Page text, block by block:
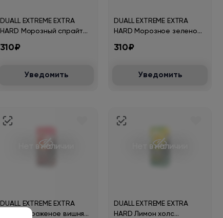
DUALL EXTREME EXTRA
HARD Морозный спрайт
310₽
Уведомить
DUALL EXTREME EXTRA
HARD Морозное зеленое
310₽
Уведомить
Нет в наличии
DUALL EXTREME EXTRA
HARD Мороженое вишня
Нет в наличии
DUALL EXTREME EXTRA
HARD Лимон холс